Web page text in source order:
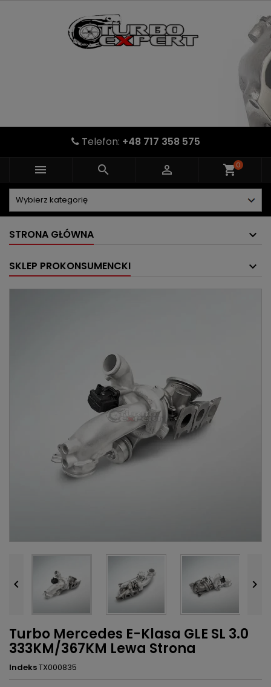
Telefon: +48 717 358 575
   shopping_cart0
STRONA GŁÓWNA
SKLEP PROKONSUMENCKI
 
Turbo Mercedes E-Klasa GLE SL 3.0
333KM/367KM Lewa Strona
IndeksTX000835